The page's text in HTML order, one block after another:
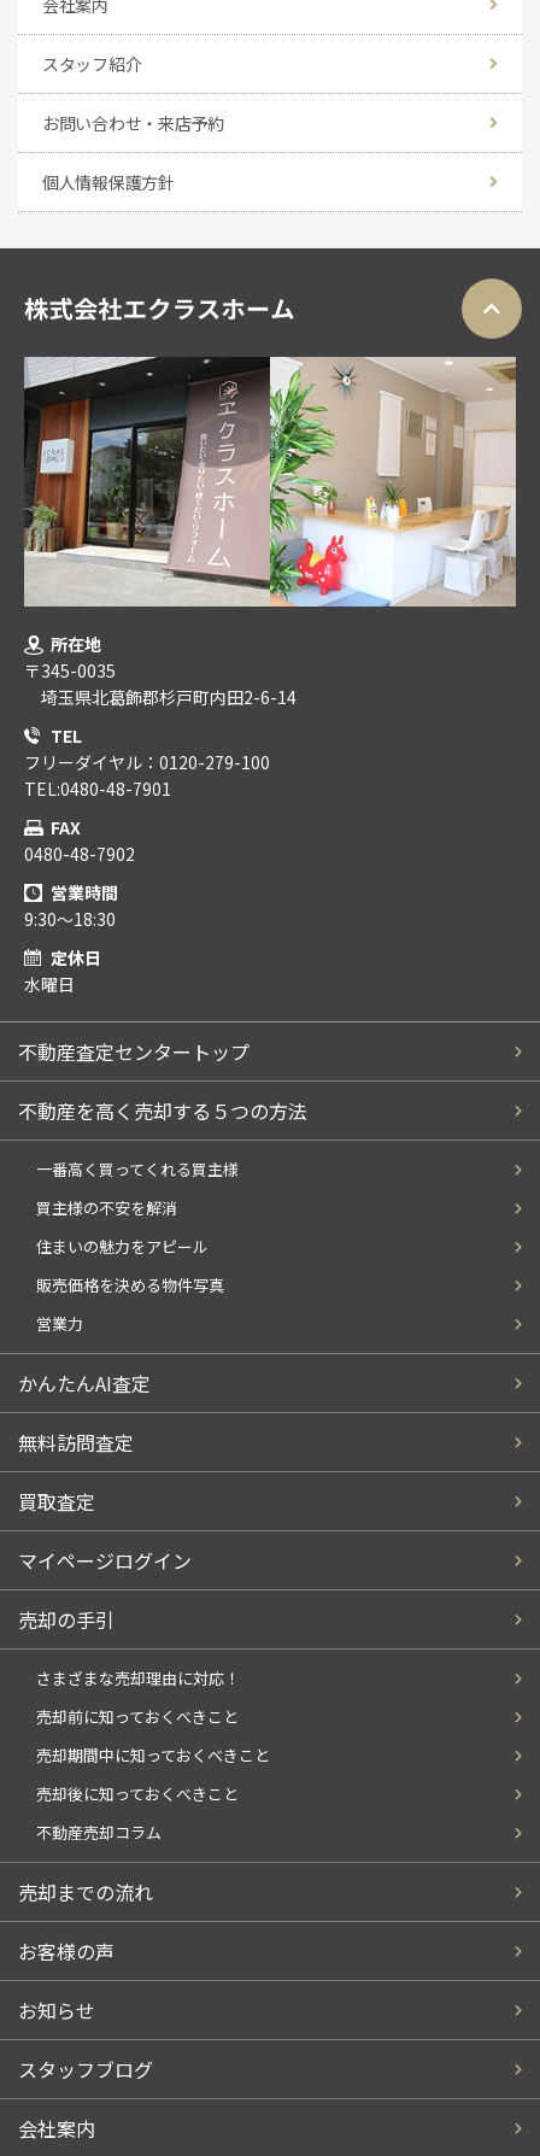
会社案内
スタッフ紹介
お問い合わせ・来店予約
個人情報保護方針
所在地
〒345-0035
埼玉県北葛飾郡杉戸町内田2-6-14
TEL
フリーダイヤル：0120-279-100
TEL:0480-48-7901
FAX
0480-48-7902
営業時間
9:30～18:30
定休日
水曜日
不動産査定センタートップ
不動産を高く売却する５つの方法
一番高く買ってくれる買主様
買主様の不安を解消
住まいの魅力をアピール
販売価格を決める物件写真
営業力
かんたんAI査定
無料訪問査定
買取査定
マイページログイン
売却の手引
さまざまな売却理由に対応！
売却前に知っておくべきこと
売却期間中に知っておくべきこと
売却後に知っておくべきこと
不動産売却コラム
売却までの流れ
お客様の声
お知らせ
スタッフブログ
会社案内